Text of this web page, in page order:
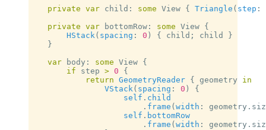
    private
var child: some View { Triangle ( step :
    private
var bottomRow: some View {
        HStack
( spacing : 0 ) { child; child }
    }
    var
body: some View {
        if
step > 0 {
            return
GeometryReader { geometry in
                VStack
( spacing : 0 ) {
                    self
. child
                        .
frame ( width :
                    self
. bottomRow
                        .
frame ( width :